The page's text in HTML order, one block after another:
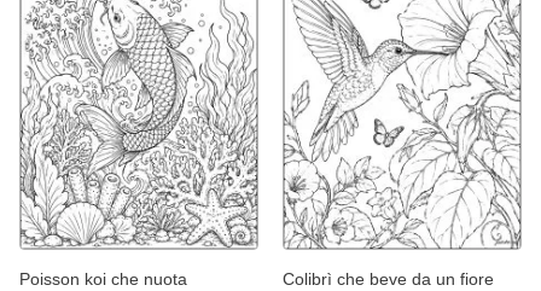
Poisson koi che nuota
Colibrì che beve da un fiore